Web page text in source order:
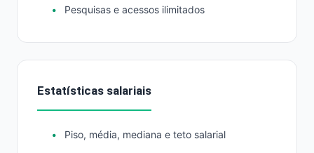
Pesquisas e acessos ilimitados
Estatísticas salariais
Piso, média, mediana e teto salarial